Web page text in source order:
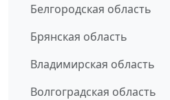
Белгородская область
Брянская область
Владимирская область
Волгоградская область